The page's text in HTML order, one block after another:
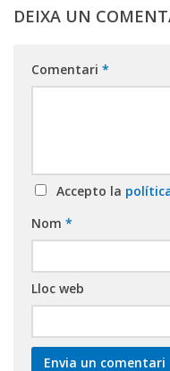
DEIXA UN
Comentari *
Accepto la
Nom *
Lloc web